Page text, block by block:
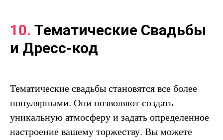
10. Тематические Свадьбы
и Дресс-код
Тематические свадьбы становятся все более
популярными. Они позволяют создать
уникальную атмосферу и задать определенное
настроение вашему торжеству. Вы можете